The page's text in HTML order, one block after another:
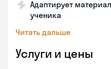
Адаптирует
ученика
Читать дальше
Услуги и цены